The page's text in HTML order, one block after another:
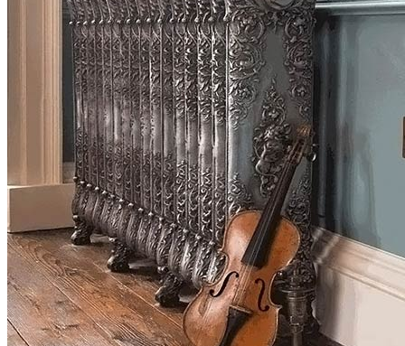
Лесенка
Оригинальные
Перегородки
Угловые